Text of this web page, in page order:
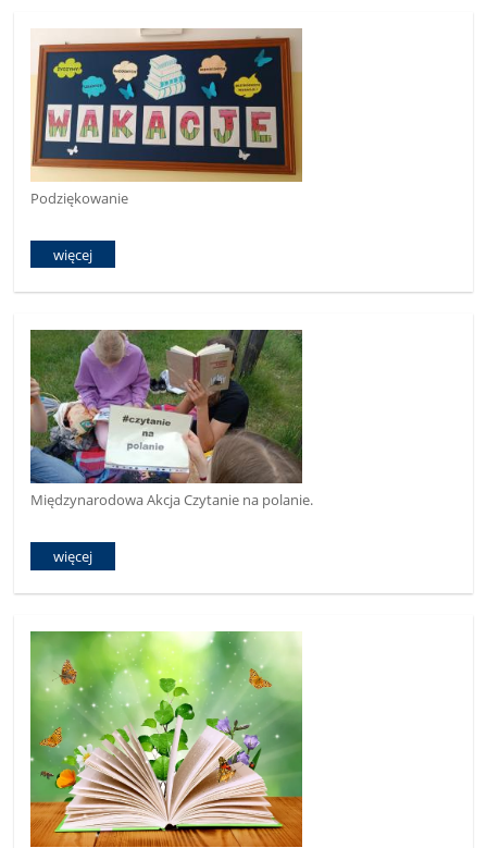
Podziękowanie
więcej
Międzynarodowa Akcja Czytanie na polanie.
więcej